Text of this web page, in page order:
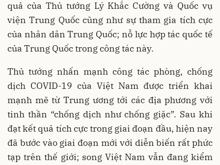
quả của Thủ tướng Lý Khắc Cường và Quốc vụ
viện Trung Quốc cũng như sự tham gia tích cực
của nhân dân Trung Quốc; nỗ lực hợp tác quốc tế
của Trung Quốc trong công tác này.
Thủ tướng nhấn mạnh công tác phòng, chống
dịch COVID-19 của Việt Nam được triển khai
mạnh mẽ từ Trung ương tới các địa phương với
tinh thần “chống dịch như chống giặc”. Sau khi
đạt kết quả tích cực trong giai đoạn đầu, hiện nay
đã bước vào giai đoạn mới với diễn biến rất phức
tạp trên thế giới; song Việt Nam vẫn đang kiểm